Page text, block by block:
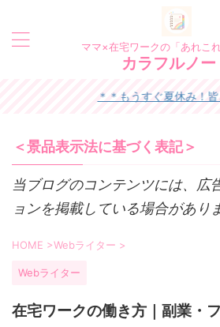
ママ×在宅ワークの「あれこ
カラフルノー
＊＊もうすぐ夏休み！皆さん
＜景品表示法に基づく表記＞
当ブログのコンテンツには、広
ョンを掲載している場合があり
HOME >Webライター >
Webライター
在宅ワークの働き方｜副業・